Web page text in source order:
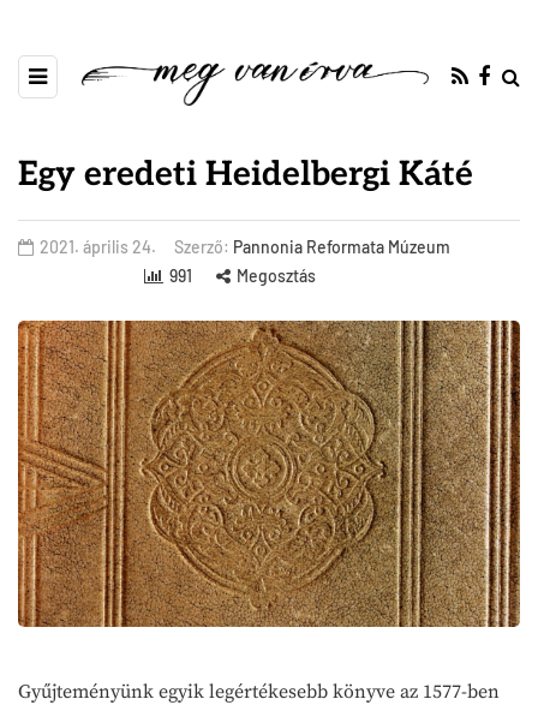
Egy eredeti Heidelbergi Káté
2021. április 24. Szerző: Pannonia Reformata Múzeum
991
Megosztás
Gyűjteményünk egyik legértékesebb könyve az 1577-ben